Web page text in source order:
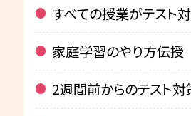
すべての授業がテスト
家庭学習のやり方伝授
2週間前からのテスト